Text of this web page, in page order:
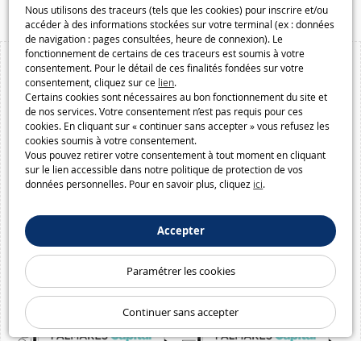
Nous utilisons des traceurs (tels que les cookies) pour inscrire et/ou
accéder à des informations stockées sur votre terminal (ex : données
de navigation : pages consultées, heure de connexion). Le
fonctionnement de certains de ces traceurs est soumis à votre
consentement. Pour le détail de ces finalités fondées sur votre
consentement, cliquez sur ce lien.
Certains cookies sont nécessaires au bon fonctionnement du site et
de nos services. Votre consentement n’est pas requis pour ces
cookies. En cliquant sur « continuer sans accepter » vous refusez les
cookies soumis à votre consentement.
Vous pouvez retirer votre consentement à tout moment en cliquant
sur le lien accessible dans notre politique de protection de vos
données personnelles. Pour en savoir plus, cliquez ici.
Accepter
Paramétrer les cookies
Continuer sans accepter